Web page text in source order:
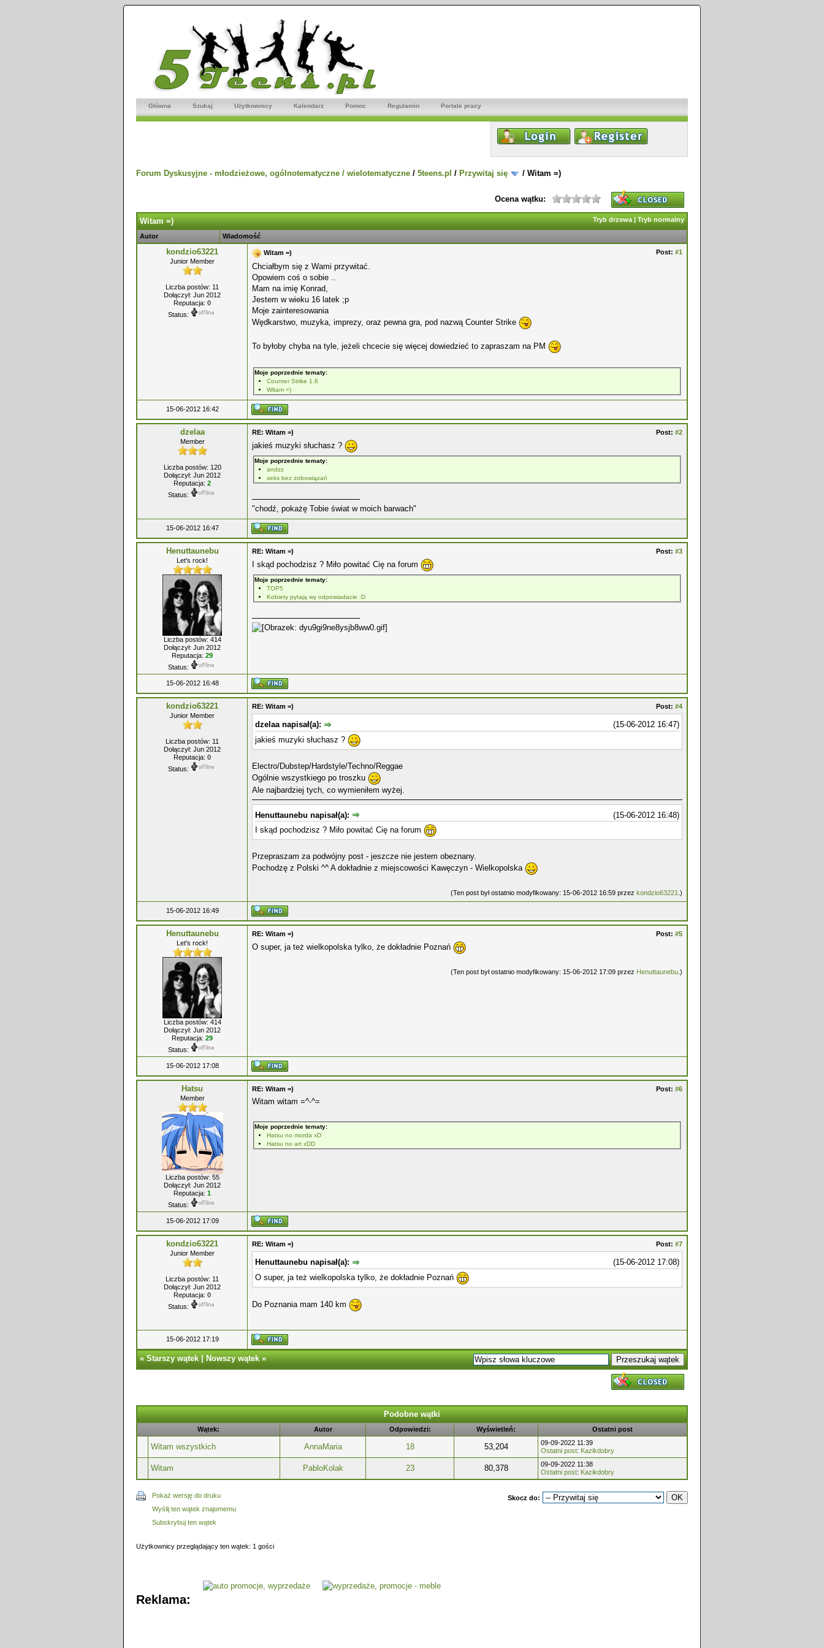
Główna Szukaj Użytkownicy Kalendarz Pomoc Regulamin Portale pracy
Forum Dyskusyjne - młodzieżowe, ogólnotematyczne / wielotematyczne / 5teens.pl / Przywitaj się / Witam =)
Ocena wątku:
Tryb drzewa | Tryb normalny
Witam =)
Autor Wiadomość
kondzio63221
Junior Member
Liczba postów: 11
Dołączył: Jun 2012
Reputacja: 0
Status:
Post: #1
Witam =)
Chciałbym się z Wami przywitać.
Opowiem coś o sobie ..
Mam na imię Konrad,
Jestem w wieku 16 latek ;p
Moje zainteresowania
Wędkarstwo, muzyka, imprezy, oraz pewna gra, pod nazwą Counter Strike
To byłoby chyba na tyle, jeżeli chcecie się więcej dowiedzieć to zapraszam na PM
Moje poprzednie tematy:
Counter Strike 1.6
Witam =)
15-06-2012 16:42
dzelaa
Member
Liczba postów: 120
Dołączył: Jun 2012
Reputacja: 2
Status:
Post: #2
RE: Witam =)
jakieś muzyki słuchasz ?
Moje poprzednie tematy:
andzz
seks bez zobowiązań
"chodź, pokażę Tobie świat w moich barwach"
15-06-2012 16:47
Henuttaunebu
Let's rock!
Liczba postów: 414
Dołączył: Jun 2012
Reputacja: 29
Status:
Post: #3
RE: Witam =)
I skąd pochodzisz ? Miło powitać Cię na forum
Moje poprzednie tematy:
TOP5
Kobiety pytają wy odpowiadacie :D
15-06-2012 16:48
kondzio63221
Junior Member
Liczba postów: 11
Dołączył: Jun 2012
Reputacja: 0
Status:
Post: #4
RE: Witam =)
(15-06-2012 16:47)
dzelaa napisał(a):
jakieś muzyki słuchasz ?
Electro/Dubstep/Hardstyle/Techno/Reggae
Ogólnie wszystkiego po troszku
Ale najbardziej tych, co wymieniłem wyżej.
(15-06-2012 16:48)
Henuttaunebu napisał(a):
I skąd pochodzisz ? Miło powitać Cię na forum
Przepraszam za podwójny post - jeszcze nie jestem obeznany.
Pochodzę z Polski ^^ A dokładnie z miejscowości Kawęczyn - Wielkopolska
(Ten post był ostatnio modyfikowany: 15-06-2012 16:59 przez kondzio63221 .)
15-06-2012 16:49
Henuttaunebu
Let's rock!
Liczba postów: 414
Dołączył: Jun 2012
Reputacja: 29
Status:
Post: #5
RE: Witam =)
O super, ja też wielkopolska tylko, że dokładnie Poznań
(Ten post był ostatnio modyfikowany: 15-06-2012 17:09 przez Henuttaunebu .)
15-06-2012 17:08
Hatsu
Member
Liczba postów: 55
Dołączył: Jun 2012
Reputacja: 1
Status:
Post: #6
RE: Witam =)
Witam witam =^-^=
Moje poprzednie tematy:
Hatsu no morda xD
Hatsu no art xDD
15-06-2012 17:09
kondzio63221
Junior Member
Liczba postów: 11
Dołączył: Jun 2012
Reputacja: 0
Status:
Post: #7
RE: Witam =)
(15-06-2012 17:08)
Henuttaunebu napisał(a):
O super, ja też wielkopolska tylko, że dokładnie Poznań
Do Poznania mam 140 km
15-06-2012 17:19
«Starszy wątek|Nowszy wątek»
Podobne wątki
Wątek: Autor Odpowiedzi: Wyświetleń: Ostatni post
Witam wszystkich AnnaMaria 18 53,204
09-09-2022 11:39
Ostatni post: Kazikdobry
Witam PabloKolak 23 80,378
09-09-2022 11:38
Ostatni post: Kazikdobry
Pokaż wersję do druku
Wyślij ten wątek znajomemu
Subskrybuj ten wątek
Skocz do:
Użytkownicy przeglądający ten wątek: 1 gości
Reklama: